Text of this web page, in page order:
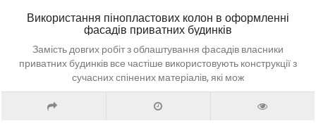
Використання пінопластових колон в оформленні
фасадів приватних будинків
Замість довгих робіт з облаштування фасадів власники
приватних будинків все частіше використовують конструкції з
сучасних спінених матеріалів, які мож